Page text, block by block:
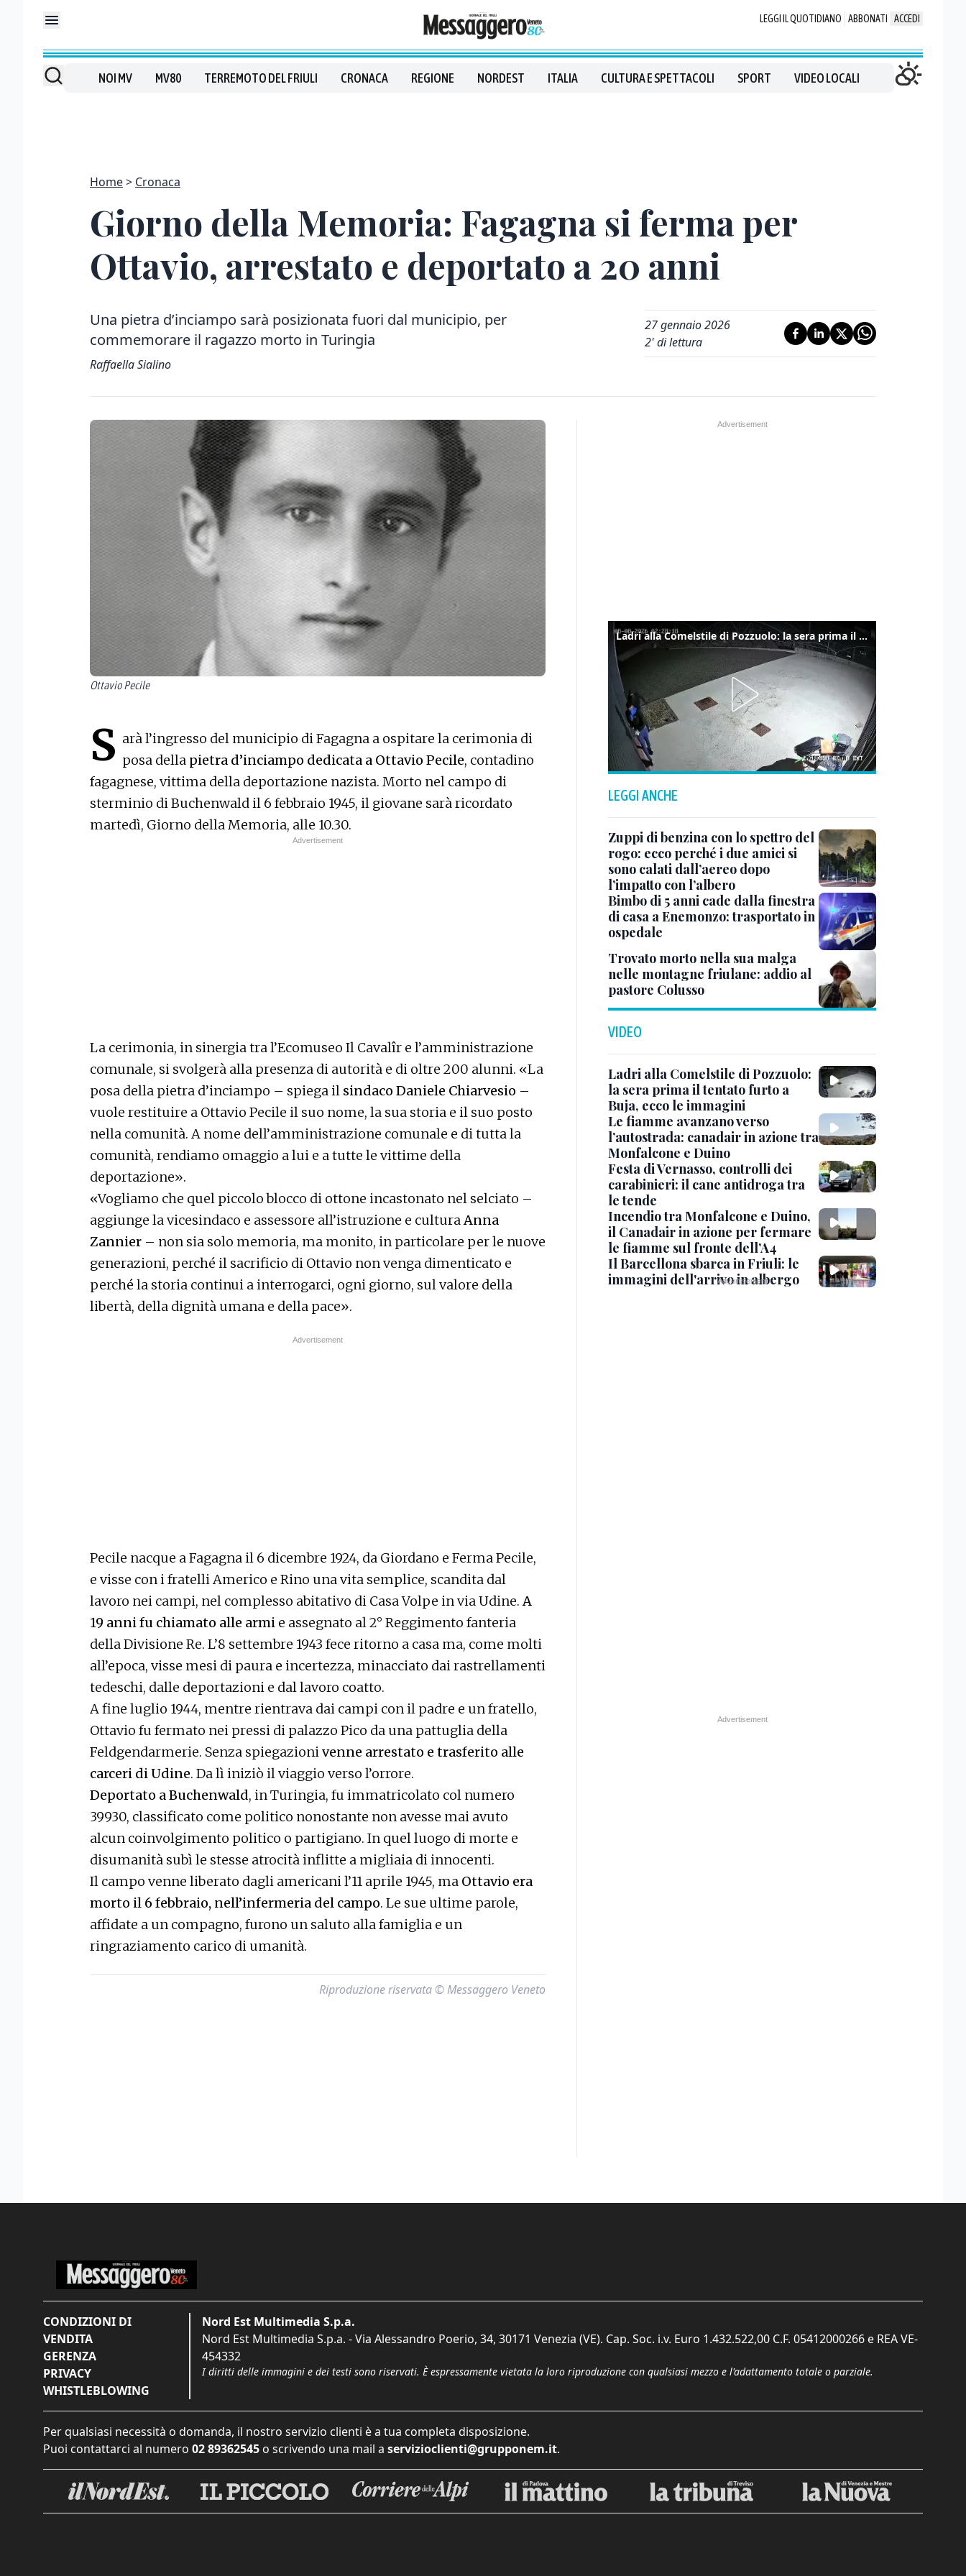
LEGGI IL QUOTIDIANO ABBONATI ACCEDI
NOI MV MV80 TERREMOTO DEL FRIULI CRONACA REGIONE NORDEST ITALIA CULTURA E SPETTACOLI SPORT VIDEO LOCALI
Home Cronaca
Giorno della Memoria: Fagagna si ferma per
Ottavio, arrestato e deportato a 20 anni
Una pietra d’inciampo sarà posizionata fuori dal municipio, per
commemorare il ragazzo morto in Turingia
Raffaella Sialino
27 gennaio 2026
2' di lettura
Ottavio Pecile
S arà l’ingresso del municipio di Fagagna a ospitare la cerimonia di
posa della pietra d’inciampo dedicata a Ottavio Pecile, contadino
fagagnese, vittima della deportazione nazista. Morto nel campo di
sterminio di Buchenwald il 6 febbraio 1945, il giovane sarà ricordato
martedì, Giorno della Memoria, alle 10.30.
La cerimonia, in sinergia tra l’Ecomuseo Il Cavalîr e l’amministrazione
comunale, si svolgerà alla presenza di autorità e di oltre 200 alunni. «La
posa della pietra d’inciampo – spiega il sindaco Daniele Chiarvesio –
vuole restituire a Ottavio Pecile il suo nome, la sua storia e il suo posto
nella comunità. A nome dell’amministrazione comunale e di tutta la
comunità, rendiamo omaggio a lui e a tutte le vittime della
deportazione».
«Vogliamo che quel piccolo blocco di ottone incastonato nel selciato –
aggiunge la vicesindaco e assessore all’istruzione e culturaAnna
Zannier – non sia solo memoria, ma monito, in particolare per le nuove
generazioni, perché il sacrificio di Ottavio non venga dimenticato e
perché la storia continui a interrogarci, ogni giorno, sul valore della
libertà, della dignità umana e della pace».
Pecile nacque a Fagagna il 6 dicembre 1924, da Giordano e Ferma Pecile,
e visse con i fratelli Americo e Rino una vita semplice, scandita dal
lavoro nei campi, nel complesso abitativo di Casa Volpe in via Udine.A
19 anni fu chiamato alle armi e assegnato al 2° Reggimento fanteria
della Divisione Re. L’8 settembre 1943 fece ritorno a casa ma, come molti
all’epoca, visse mesi di paura e incertezza, minacciato dai rastrellamenti
tedeschi, dalle deportazioni e dal lavoro coatto.
A fine luglio 1944, mentre rientrava dai campi con il padre e un fratello,
Ottavio fu fermato nei pressi di palazzo Pico da una pattuglia della
Feldgendarmerie. Senza spiegazionivenne arrestato e trasferito alle
carceri di Udine. Da lì iniziò il viaggio verso l’orrore.
Deportato a Buchenwald, in Turingia, fu immatricolato col numero
39930, classificato come politico nonostante non avesse mai avuto
alcun coinvolgimento politico o partigiano. In quel luogo di morte e
disumanità subì le stesse atrocità inflitte a migliaia di innocenti.
Il campo venne liberato dagli americani l’11 aprile 1945, ma Ottavio era
morto il 6 febbraio, nell’infermeria del campo. Le sue ultime parole,
affidate a un compagno, furono un saluto alla famiglia e un
ringraziamento carico di umanità.
Riproduzione riservata © Messaggero Veneto
Ladri alla Comelstile di Pozzuolo: la sera prima il tentato furto a Buja, ecco le immagini
LEGGI ANCHE
Zuppi di benzina con lo spettro del
rogo: ecco perché i due amici si
sono calati dall’aereo dopo
l’impatto con l’albero
Bimbo di 5 anni cade dalla finestra
di casa a Enemonzo: trasportato in
ospedale
Trovato morto nella sua malga
nelle montagne friulane: addio al
pastore Colusso
VIDEO
Ladri alla Comelstile di Pozzuolo:
la sera prima il tentato furto a
Buja, ecco le immagini
Le fiamme avanzano verso
l’autostrada: canadair in azione tra
Monfalcone e Duino
Festa di Vernasso, controlli dei
carabinieri: il cane antidroga tra
le tende
Incendio tra Monfalcone e Duino,
il Canadair in azione per fermare
le fiamme sul fronte dell’A4
Il Barcellona sbarca in Friuli: le
immagini dell'arrivo in albergo
CONDIZIONI DI
VENDITA
GERENZA
PRIVACY
WHISTLEBLOWING
Nord Est Multimedia S.p.a.
Nord Est Multimedia S.p.a. - Via Alessandro Poerio, 34, 30171 Venezia (VE). Cap. Soc. i.v. Euro 1.432.522,00 C.F. 05412000266 e REA VE-
454332
I diritti delle immagini e dei testi sono riservati. È espressamente vietata la loro riproduzione con qualsiasi mezzo e l'adattamento totale o parziale.
Per qualsiasi necessità o domanda, il nostro servizio clienti è a tua completa disposizione.
Puoi contattarci al numero 02 89362545 o scrivendo una mail a servizioclienti@grupponem.it.